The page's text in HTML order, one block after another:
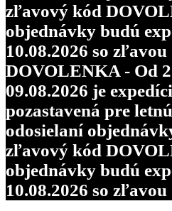
zľavový kód
objednávky budú
10.08.2026 so
DOVOLENKA - Od
09.08.2026 je
pozastavená pre
odosielaní
zľavový kód
objednávky budú
10.08.2026 so